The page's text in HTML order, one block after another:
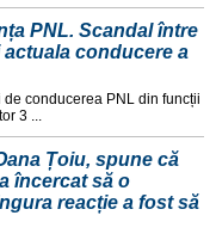
PNL. Scandal între
conducere a
conducerea PNL din funcții
3 ...
Țoiu, spune că
încercat să o
reacție a fost să